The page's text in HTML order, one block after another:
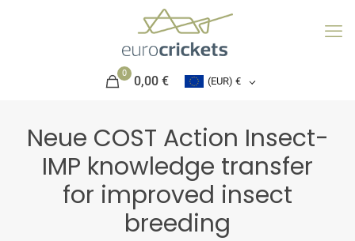
0
0,00 € (EUR) €
Neue COST Action Insect-
IMP knowledge transfer
for improved insect
breeding